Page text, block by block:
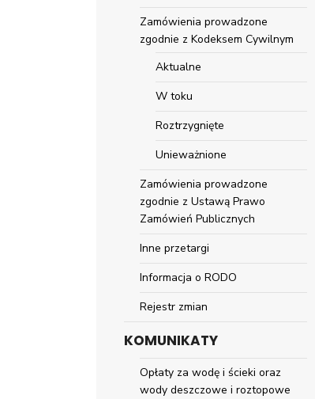
Zamówienia prowadzone
zgodnie z Kodeksem Cywilnym
Aktualne
W toku
Roztrzygnięte
Unieważnione
Zamówienia prowadzone
zgodnie z Ustawą Prawo
Zamówień Publicznych
Inne przetargi
Informacja o RODO
Rejestr zmian
KOMUNIKATY
Opłaty za wodę i ścieki oraz
wody deszczowe i roztopowe